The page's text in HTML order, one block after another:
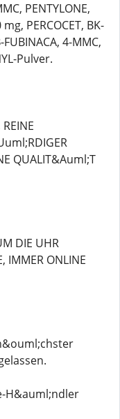
PENTYLONE,
PERCOCET, BK-
4-MMC,
Pulver.
QUALIT&Auml;T
DIE UHR
IMMER ONLINE
H&auml;ndler